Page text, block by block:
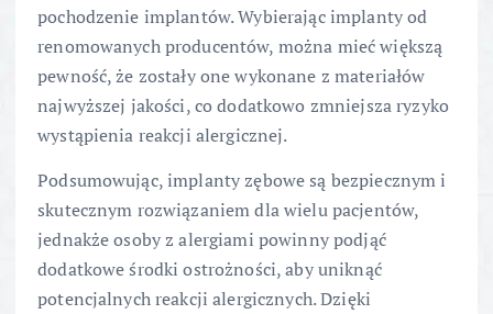
pochodzenie implantów. Wybierając implanty od
renomowanych producentów, można mieć większą
pewność, że zostały one wykonane z materiałów
najwyższej jakości, co dodatkowo zmniejsza ryzyko
wystąpienia reakcji alergicznej.
Podsumowując, implanty zębowe są bezpiecznym i
skutecznym rozwiązaniem dla wielu pacjentów,
jednakże osoby z alergiami powinny podjąć
dodatkowe środki ostrożności, aby uniknąć
potencjalnych reakcji alergicznych. Dzięki